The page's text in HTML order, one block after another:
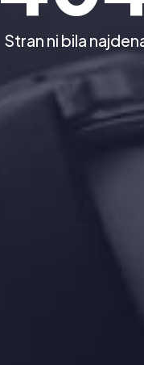
Stran ni bila